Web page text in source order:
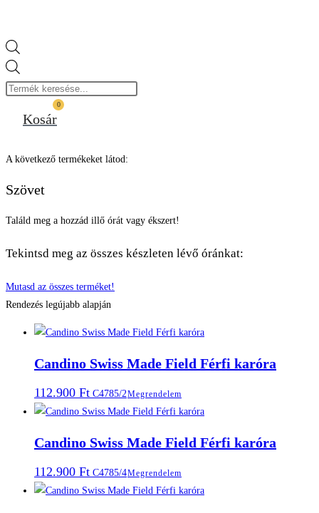
search
0
Kosár
A következő termékeket látod:
Szövet
Találd meg a hozzád illő órát vagy ékszert!
Tekintsd meg az összes készleten lévő óránkat:
Mutasd az összes terméket!
Rendezés legújabb alapján
Candino Swiss Made Field Férfi karóra
112.900 Ft C4785/2Megrendelem
Candino Swiss Made Field Férfi karóra
112.900 Ft C4785/4Megrendelem